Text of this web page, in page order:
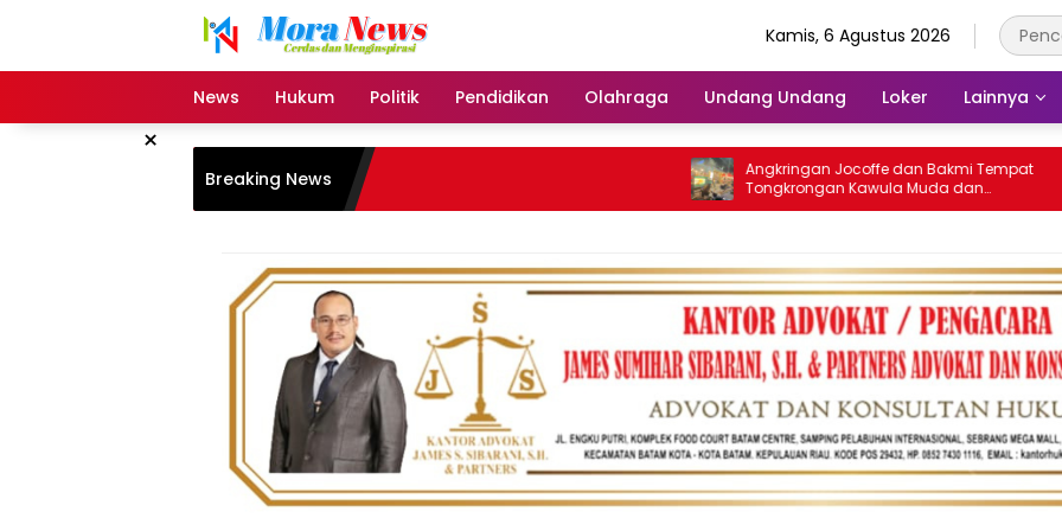
Kamis, 6 Agustus 2026
News Hukum Politik Pendidikan Olahraga Undang Undang Loker Lainnya
×
Breaking News
Angkringan Jocoffe dan Bakmi Tempat
Tongkrongan Kawula Muda dan
Orangtua di Pematangsiantar